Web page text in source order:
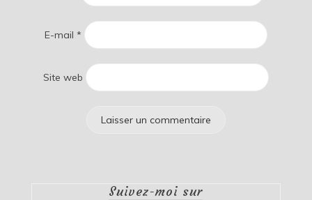
E-mail *
Site web
Suivez-moi sur